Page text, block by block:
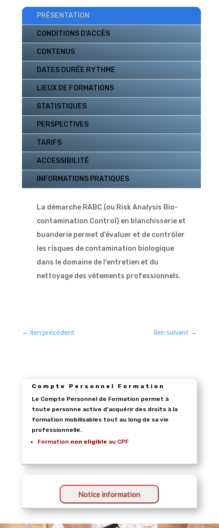
PRÉSENTATION
CONDITIONS D'ACCÈS
CONTENUS
DATES DURÉE RYTHME
LIEUX DE FORMATIONS
STATISTIQUES
PERSPECTIVES
TARIFS
ACCESSIBILITÉ
INFORMATIONS PRATIQUES
La démarche RABC (ou Risk Analysis Bio-
contamination Control) en blanchisserie et
buanderie permet d'évaluer et de contrôler
les risques de contamination biologique
dans le domaine de l'entretien et du
nettoyage des vêtements professionnels.
← lien précédent lien suivant →
Compte Personnel Formation
Le Compte Personnel de Formation permet à
toute personne active d’acquérir des droits à la
formation mobilisables tout au long de sa vie
professionnelle.
Formation non eligible au CPF